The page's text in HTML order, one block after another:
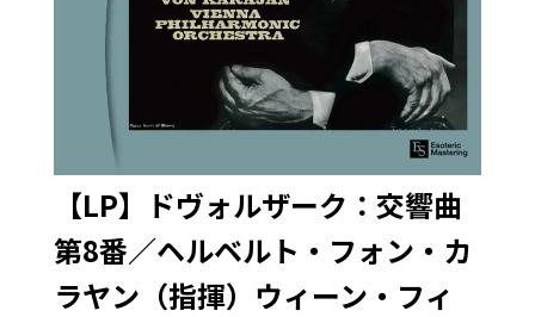
【LP】ドヴォルザーク：交響曲
第8番／ヘルベルト・フォン・カ
ラヤン（指揮）ウィーン・フィ